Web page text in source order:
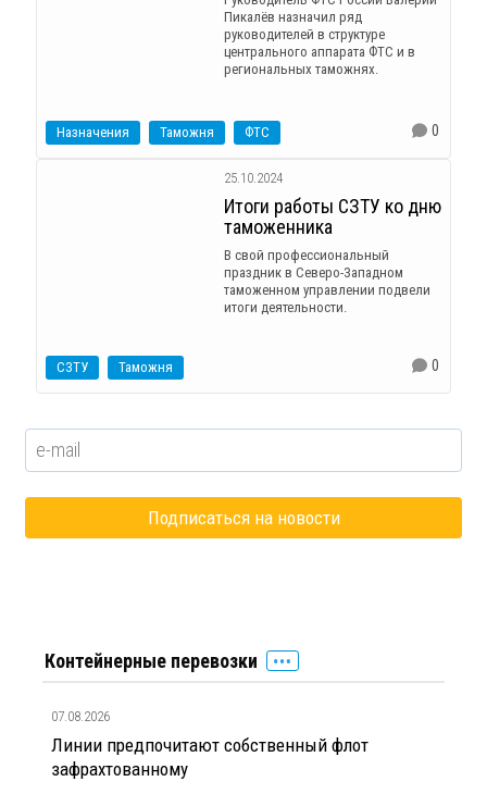
Пикалёв назначил ряд
руководителей в структуре
центрального аппарата ФТС и в
региональных таможнях.
Назначения Таможня ФТС 0
25.10.2024
Итоги работы СЗТУ ко дню
таможенника
В свой профессиональный
праздник в Северо-Западном
таможенном управлении подвели
итоги деятельности.
СЗТУ Таможня 0
Контейнерные перевозки
07.08.2026
Линии предпочитают собственный флот
зафрахтованному